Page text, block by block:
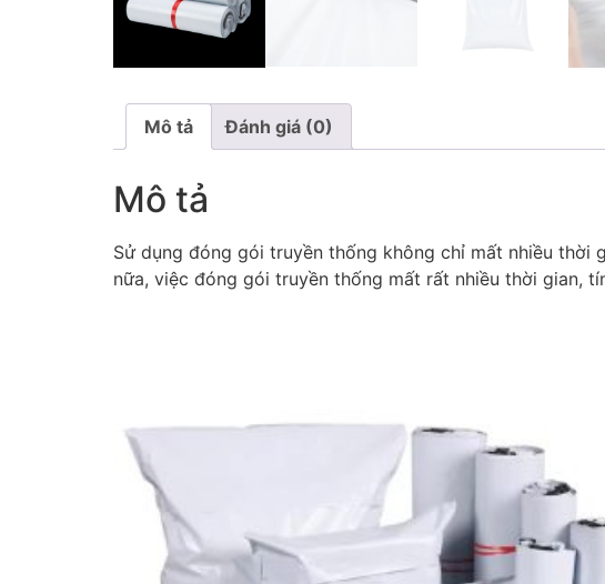
Mô tả Đánh giá (0)
Mô tả
Sử dụng đóng gói truyền thống không chỉ mất nhiều thời
nữa, việc đóng gói truyền thống mất rất nhiều thời gian,